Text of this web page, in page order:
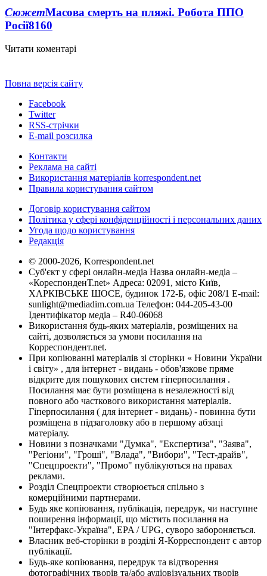
СюжетМасова смерть на пляжі. Робота ППО
Росії8160
Читати коментарі
Повна версія сайту
Facebook
Twitter
RSS-стрічки
E-mail розсилка
Контакти
Реклама на сайті
Використання матеріалів korrespondent.net
Правила користування сайтом
Договір користування сайтом
Політика у сфері конфіденційності і персональних даних
Угода щодо користування
Редакція
© 2000-2026, Korrespondent.net
Суб'єкт у сфері онлайн-медіа Назва онлайн-медіа –
«КореспонденТ.net» Адреса: 02091, місто Київ,
ХАРКІВСЬКЕ ШОСЕ, будинок 172-Б, офіс 208/1 E-mail:
sunlight@mediadim.com.ua Телефон: 044-205-43-00
Ідентифікатор медіа – R40-06068
Використання будь-яких матеріалів, розміщених на
сайті, дозволяється за умови посилання на
Корреспондент.net.
При копіюванні матеріалів зі сторінки « Новини України
і світу» , для інтернет - видань - обов'язкове пряме
відкрите для пошукових систем гіперпосилання .
Посилання має бути розміщена в незалежності від
повного або часткового використання матеріалів.
Гіперпосилання ( для інтернет - видань) - повинна бути
розміщена в підзаголовку або в першому абзаці
матеріалу.
Новини з позначками "Думка", "Експертиза", "Заява",
"Регіони", "Гроші", "Влада", "Вибори", "Тест-драйв",
"Спецпроекти", "Промо" публікуються на правах
реклами.
Розділ Спецпроекти створюється спільно з
комерційними партнерами.
Будь яке копіювання, публікація, передрук, чи наступне
поширення інформації, що містить посилання на
"Інтерфакс-Україна", EPA / UPG, суворо забороняється.
Власник веб-сторінки в розділі Я-Корреспондент є автор
публікації.
Будь-яке копіювання, передрук та відтворення
фотографічних творів та/або аудіовізуальних творів